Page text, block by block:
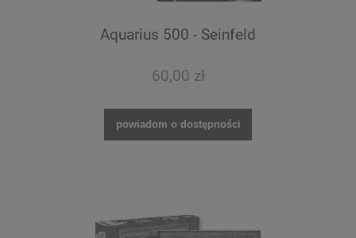
Aquarius 500 - Seinfeld
60,00 zł
powiadom o dostępności